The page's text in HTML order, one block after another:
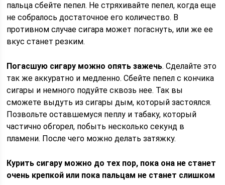
пальца сбейте пепел. Не стряхивайте пепел, когда еще
не собралось достаточное его количество. В
противном случае сигара может погаснуть, или же ее
вкус станет резким.
Погасшую сигару можно опять зажечь. Сделайте это
так же аккуратно и медленно. Сбейте пепел с кончика
сигары и немного подуйте сквозь нее. Так вы
сможете выдуть из сигары дым, который застоялся.
Позвольте оставшемуся пеплу и табаку, который
частично обгорел, побыть несколько секунд в
пламени. После чего можно делать затяжку.
Курить сигару можно до тех пор, пока она не станет
очень крепкой или пока пальцам не станет слишком